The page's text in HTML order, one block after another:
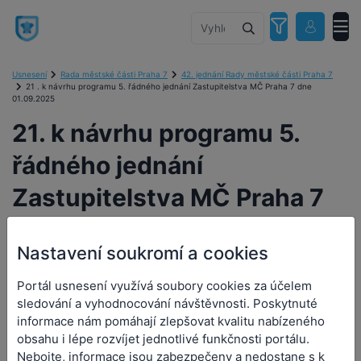
Usnesení Rada městské části Praha 7
42. jednání Rady městské části Praha 7
21 . k návrhu programu 5. řádného jednání Zastupitelstva MČ Praha 7 dne
01.09.2025
21. k návrhu programu 5.
řádného jednání
Zastupitelstva MČ Praha 7
21. k návrhu programu 5.
řádného jednání
Nastavení soukromí a cookies
Portál usnesení využívá soubory cookies za účelem
sledování a vyhodnocování návštěvnosti. Poskytnuté
informace nám pomáhají zlepšovat kvalitu nabízeného
obsahu i lépe rozvíjet jednotlivé funkčnosti portálu.
Nebojte, informace jsou zabezpečeny a nedostane s k